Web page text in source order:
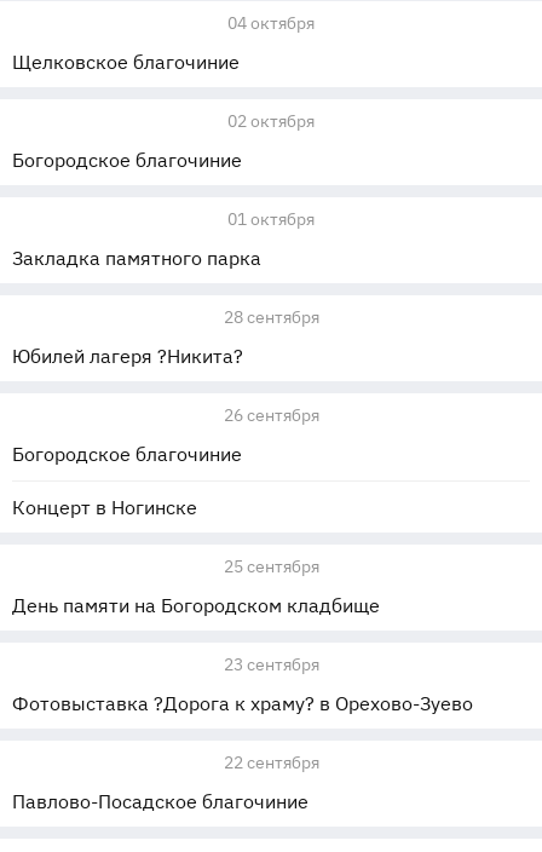
04 октября
Щелковское благочиние
02 октября
Богородское благочиние
01 октября
Закладка памятного парка
28 сентября
Юбилей лагеря ?Никита?
26 сентября
Богородское благочиние
Концерт в Ногинске
25 сентября
День памяти на Богородском кладбище
23 сентября
Фотовыставка ?Дорога к храму? в Орехово-Зуево
22 сентября
Павлово-Посадское благочиние